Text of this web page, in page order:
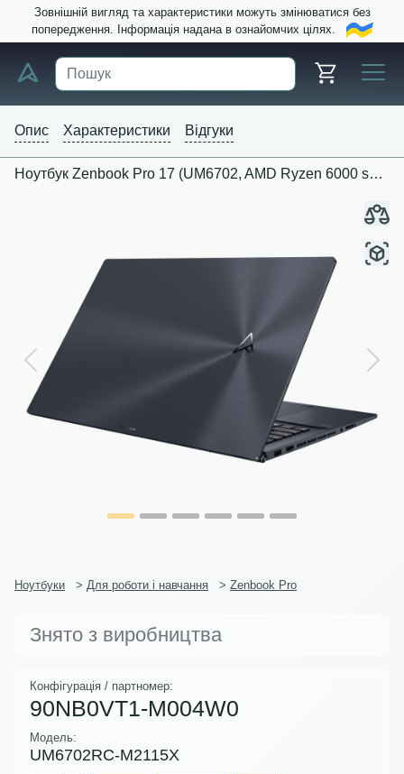
Зовнішній вигляд та характеристики можуть змінюватися без
попередження. Інформація надана в ознайомчих цілях.
Опис Характеристики Відгуки
Ноутбук Zenbook Pro 17 (UM6702, AMD Ryzen 6000 series)
Previous Next
Ноутбуки > Для роботи і навчання > Zenbook Pro
Знято з виробництва
Конфігурація / партномер:
90NB0VT1-M004W0
Модель:
UM6702RC-M2115X